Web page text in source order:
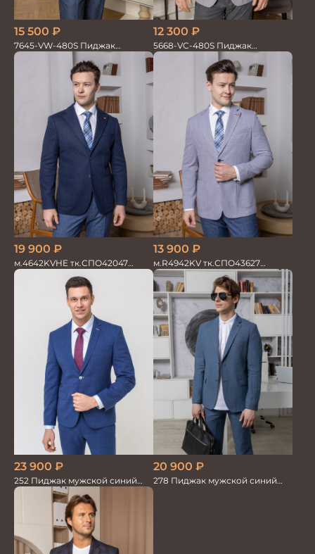
15 500 ₽
7645-VW-480S Пиджак
мужской трикотажный
12 300 ₽
5668-VC-480S Пиджак
мужской на п/п
19 900 ₽
м.4642KVHE тк.СПО42047
Пиджак мужской трикотажный
13 900 ₽
м.R4942KV тк.СПО43627
Пиджак мужской на п/п
23 900 ₽
252 Пиджак мужской синий
лен
20 900 ₽
278 Пиджак мужской синий